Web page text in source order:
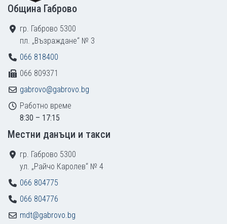
Община Габрово
гр. Габрово 5300
пл. „Възраждане“ № 3
066 818400
066 809371
gabrovo@gabrovo.bg
Работно време
8:30 – 17:15
Местни данъци и такси
гр. Габрово 5300
ул. „Райчо Каролев“ № 4
066 804775
066 804776
mdt@gabrovo.bg